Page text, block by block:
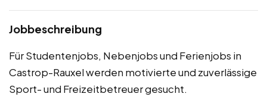
Jobbeschreibung
Für Studentenjobs, Nebenjobs und Ferienjobs in
Castrop-Rauxel werden motivierte und zuverlässige
Sport- und Freizeitbetreuer gesucht.